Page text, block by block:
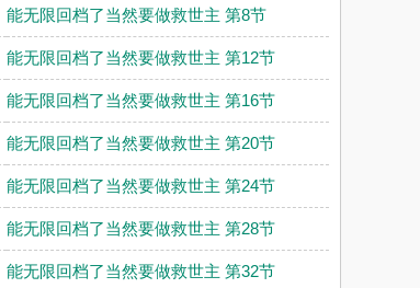
能无限回档了当然要做救世主 第8节
能无限回档了当然要做救世主 第12节
能无限回档了当然要做救世主 第16节
能无限回档了当然要做救世主 第20节
能无限回档了当然要做救世主 第24节
能无限回档了当然要做救世主 第28节
能无限回档了当然要做救世主 第32节